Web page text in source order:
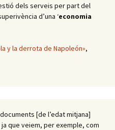
dels serveis per part del
d’una ‘economia
y la derrota de Napoleón»,
[de l’edat mitjana]
que veiem, per exemple, com